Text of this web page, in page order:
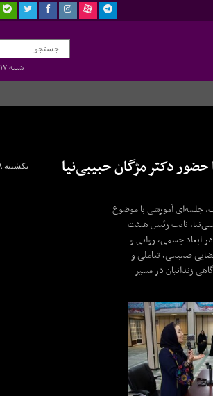
شنبه ۱۷ مرداد ۱۴۰۵ -
یکشنبه ۸ تیر ۱۴۰۴ - ۰۸:۵۸ دکتر مژگان حبیبی‌نیا
جلسه‌ای آموزشی با موضوع
نایب رئیس هیئت
ابعاد جسمی، روانی و
صمیمی، تعاملی و
زندانیان در مسیر